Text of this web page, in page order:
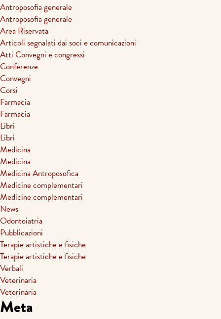
Antroposofia generale
Antroposofia generale
Area Riservata
Articoli segnalati dai soci e comunicazioni
Atti Convegni e congressi
Conferenze
Convegni
Corsi
Farmacia
Farmacia
Libri
Libri
Medicina
Medicina
Medicina Antroposofica
Medicine complementari
Medicine complementari
News
Odontoiatria
Pubblicazioni
Terapie artistiche e fisiche
Terapie artistiche e fisiche
Verbali
Veterinaria
Veterinaria
Meta